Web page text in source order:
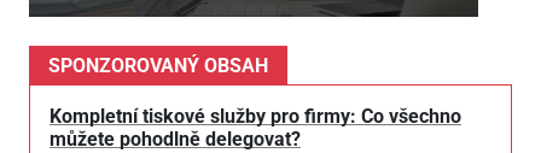
SPONZOROVANÝ OBSAH
Kompletní tiskové služby pro firmy: Co všechno
můžete pohodlně delegovat?